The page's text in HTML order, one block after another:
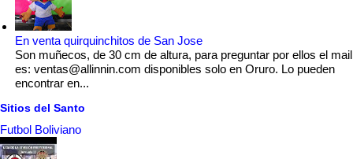
En venta quirquinchitos de San Jose
Son muñecos, de 30 cm de altura, para preguntar por ellos el mail
es: ventas@allinnin.com disponibles solo en Oruro. Lo pueden
encontrar en...
Sitios del Santo
Futbol Boliviano